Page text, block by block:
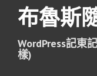
布魯斯
WordPress記東
樣)